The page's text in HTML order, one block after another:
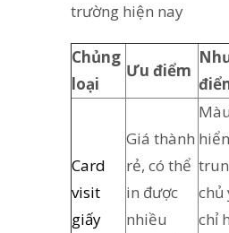
trường hiện nay
Chủng
loại
Ưu điểm
Card
visit
giấy
Giá thành
rẻ, có thể
in được
nhiều
chủ
chỉ